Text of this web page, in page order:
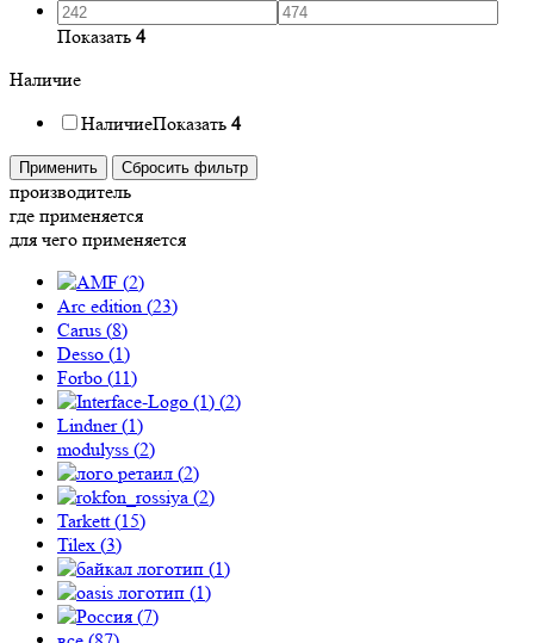
Показать 4
Наличие
НаличиеПоказать 4
Применить Сбросить фильтр
производитель
где применяется
для чего применяется
(2)
Arc edition (23)
Carus (8)
Desso (1)
Forbo (11)
(2)
Lindner (1)
modulyss (2)
(2)
(2)
Tarkett (15)
Tilex (3)
(1)
(1)
(7)